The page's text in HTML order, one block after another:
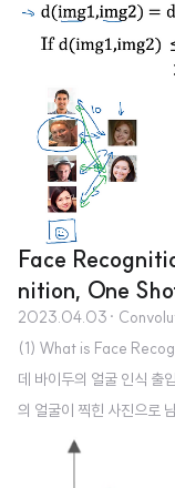
실함수라고 볼 수 있습니
진이라면 두 output의 차
면 두 output의 차는 훨씬
지만 역전파를 통해 반복
구분하는 방식으로 학
Face
nition, One
2023.04.03 ·
(1) What is Face
데 바이두의 얼굴 인식 출
의 얼굴이 찍힌 사진으로
이미 저 영상이 촬영될 당